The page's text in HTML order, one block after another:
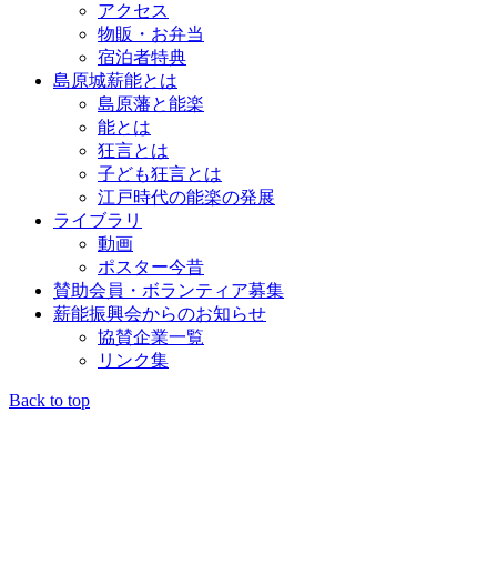
アクセス
物販・お弁当
宿泊者特典
島原城薪能とは
島原藩と能楽
能とは
狂言とは
子ども狂言とは
江戸時代の能楽の発展
ライブラリ
動画
ポスター今昔
賛助会員・ボランティア募集
薪能振興会からのお知らせ
協賛企業一覧
リンク集
Back to top